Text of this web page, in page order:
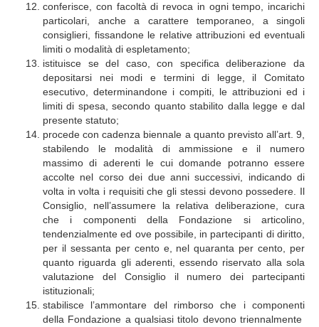
conferisce, con facoltà di revoca in ogni tempo, incarichi
particolari, anche a carattere temporaneo, a singoli
consiglieri, fissandone le relative attribuzioni ed eventuali
limiti o modalità di espletamento;
istituisce se del caso, con specifica deliberazione da
depositarsi nei modi e termini di legge, il Comitato
esecutivo, determinandone i compiti, le attribuzioni ed i
limiti di spesa, secondo quanto stabilito dalla legge e dal
presente statuto;
procede con cadenza biennale a quanto previsto all’art. 9,
stabilendo le modalità di ammissione e il numero
massimo di aderenti le cui domande potranno essere
accolte nel corso dei due anni successivi, indicando di
volta in volta i requisiti che gli stessi devono possedere. Il
Consiglio, nell’assumere la relativa deliberazione, cura
che i componenti della Fondazione si articolino,
tendenzialmente ed ove possibile, in partecipanti di diritto,
per il sessanta per cento e, nel quaranta per cento, per
quanto riguarda gli aderenti, essendo riservato alla sola
valutazione del Consiglio il numero dei partecipanti
istituzionali;
stabilisce l’ammontare del rimborso che i componenti
della Fondazione a qualsiasi titolo devono triennalmente